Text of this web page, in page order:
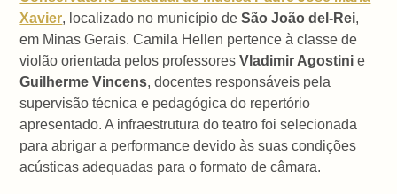
Xavier, localizado no município deSão João del-Rei,
em Minas Gerais. Camila Hellen pertence à classe de
violão orientada pelos professoresVladimir Agostini e
Guilherme Vincens, docentes responsáveis pela
supervisão técnica e pedagógica do repertório
apresentado. A infraestrutura do teatro foi selecionada
para abrigar a performance devido às suas condições
acústicas adequadas para o formato de câmara.